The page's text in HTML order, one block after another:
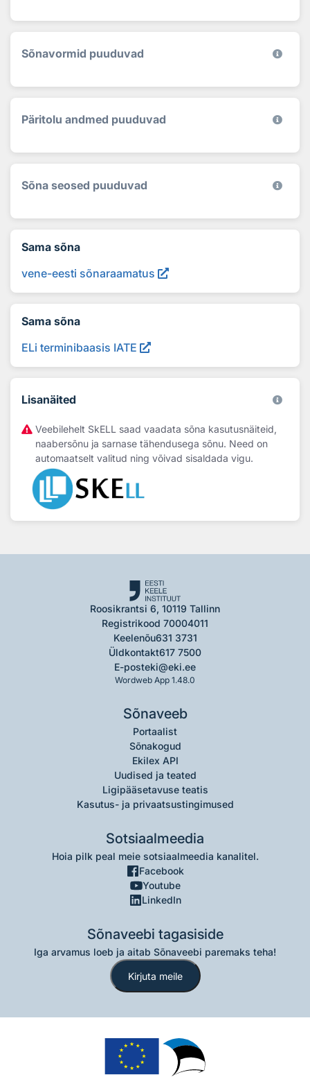
Sõnavormid puuduvad
Päritolu andmed puuduvad
Sõna seosed puuduvad
Sama sõna
vene-eesti sõnaraamatus
Sama sõna
ELi terminibaasis IATE
Lisanäited
Veebilehelt SkELL saad vaadata sõna kasutusnäiteid,
naabersõnu ja sarnase tähendusega sõnu. Need on
automaatselt valitud ning võivad sisaldada vigu.
Roosikrantsi 6, 10119 Tallinn
Registrikood 70004011
Keelenõu631 3731
Üldkontakt617 7500
E-posteki@eki.ee
Wordweb App 1.48.0
Sõnaveeb
Portaalist
Sõnakogud
Ekilex API
Uudised ja teated
Ligipääsetavuse teatis
Kasutus- ja privaatsustingimused
Sotsiaalmeedia
Hoia pilk peal meie sotsiaalmeedia kanalitel.
Facebook
Youtube
LinkedIn
Sõnaveebi tagasiside
Iga arvamus loeb ja aitab Sõnaveebi paremaks teha!
Kirjuta meile